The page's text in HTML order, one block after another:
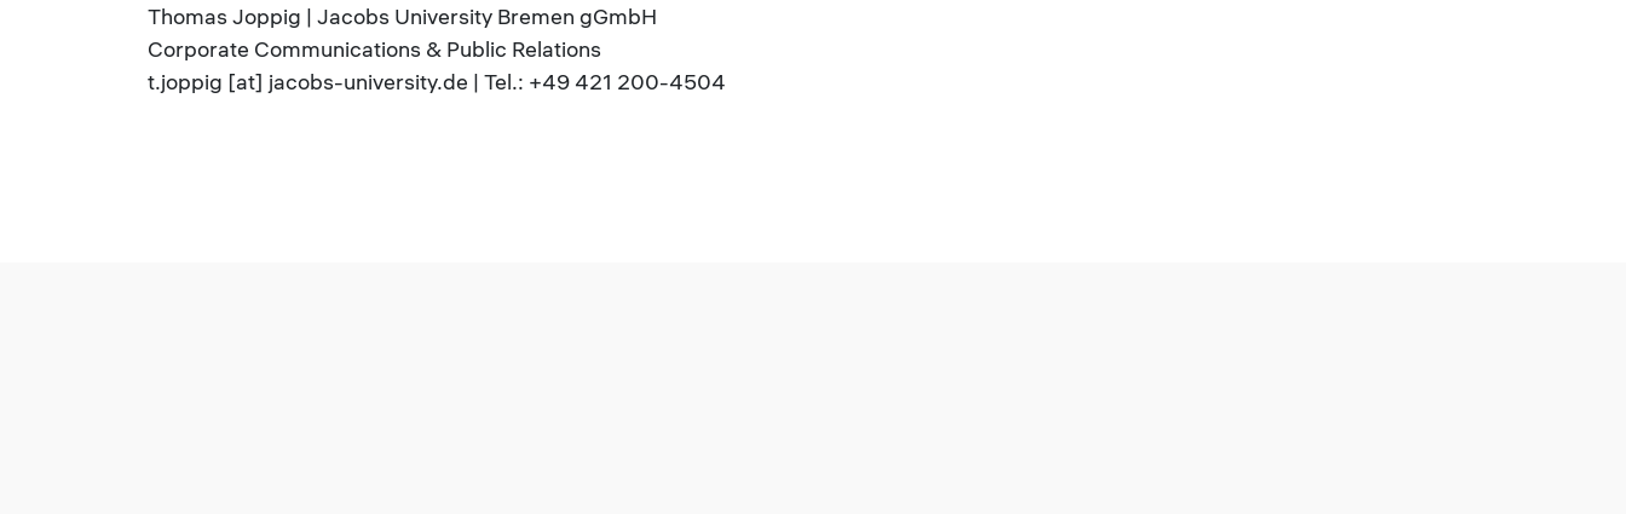
Thomas Joppig | Jacobs University Bremen gGmbH
Corporate Communications & Public Relations
t.joppig [at] jacobs-university.de | Tel.: +49 421 200-4504